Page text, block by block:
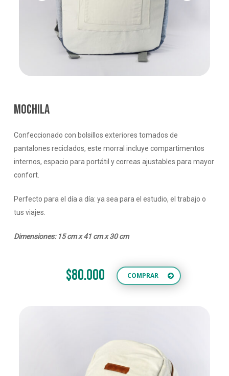
MOCHILA
Confeccionado con bolsillos exteriores tomados de
pantalones reciclados, este morral incluye compartimentos
internos, espacio para portátil y correas ajustables para mayor
confort.
Perfecto para el día a día: ya sea para el estudio, el trabajo o
tus viajes.
Dimensiones: 15 cm x 41 cm x 30 cm
$80.000 COMPRAR